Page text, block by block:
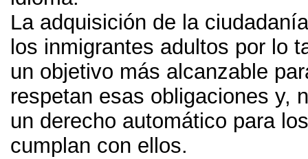
La adquisición de la
los inmigrantes adultos por lo
un objetivo más alcanzable
respetan esas obligaciones y,
un derecho automático para
cumplan con ellos.